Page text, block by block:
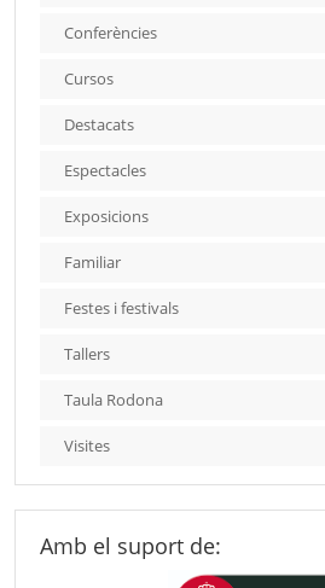
Conferències
Cursos
Destacats
Espectacles
Exposicions
Familiar
Festes i festivals
Tallers
Taula Rodona
Visites
Amb el suport de: